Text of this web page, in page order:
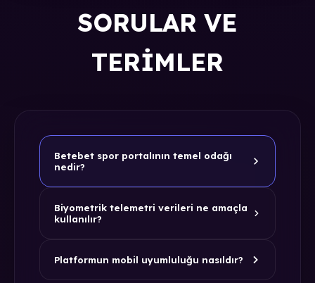
SORULAR VE
TERIMLER
Betebet spor portalının temel odağı
nedir?
Biyometrik telemetri verileri ne amaçla
kullanılır?
Platformun mobil uyumluluğu nasıldır?